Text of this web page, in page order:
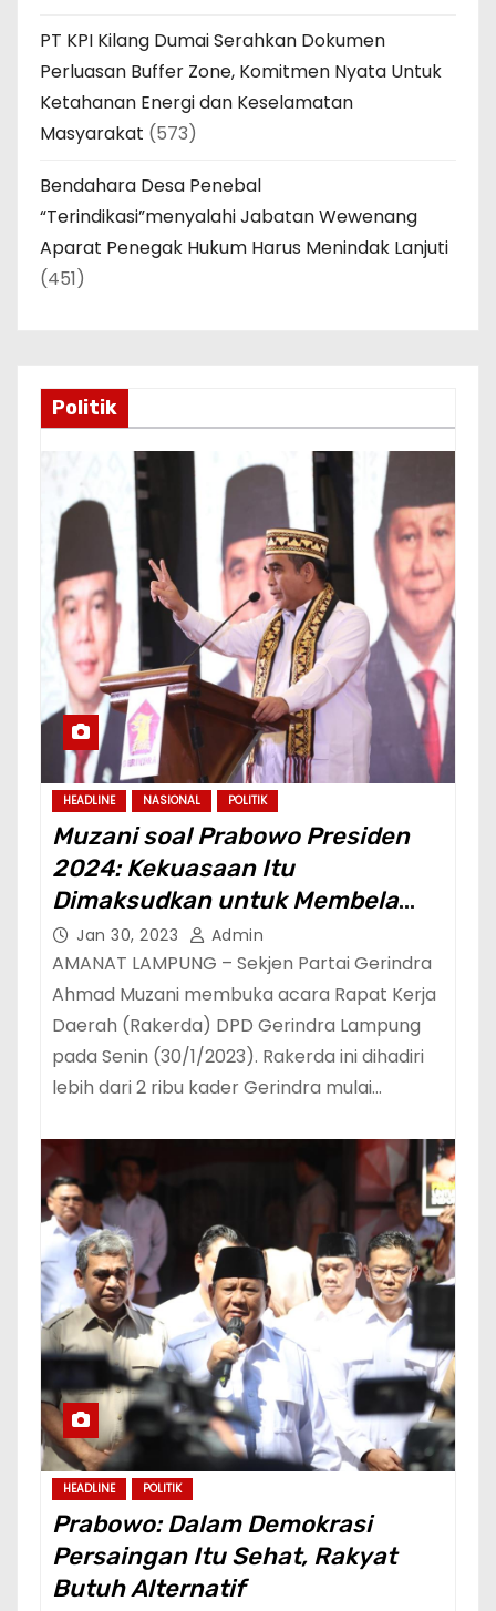
PT KPI Kilang Dumai Serahkan Dokumen
Perluasan Buffer Zone, Komitmen Nyata Untuk
Ketahanan Energi dan Keselamatan
Masyarakat (573)
Bendahara Desa Penebal
“Terindikasi”menyalahi Jabatan Wewenang
Aparat Penegak Hukum Harus Menindak Lanjuti
(451)
Politik
HEADLINE NASIONAL POLITIK
Muzani soal Prabowo Presiden
2024: Kekuasaan Itu
Dimaksudkan untuk Membela
Rakyat Kecil dan Terpinggirkan
Jan 30, 2023 Admin
AMANAT LAMPUNG – Sekjen Partai Gerindra
Ahmad Muzani membuka acara Rapat Kerja
Daerah (Rakerda) DPD Gerindra Lampung
pada Senin (30/1/2023). Rakerda ini dihadiri
lebih dari 2 ribu kader Gerindra mulai…
HEADLINE POLITIK
Prabowo: Dalam Demokrasi
Persaingan Itu Sehat, Rakyat
Butuh Alternatif